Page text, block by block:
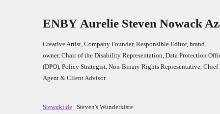
ENBY Aurelie Steven Nowack
Creative Artist, Company Founder, Responsible Editor, brand
owner, Chair of the Disability Representation, Data Protection
(DPO), Policy Strategist, Non-Binary Rights Representative, Chief
Agent & Client Advisor
Stewuki.de Steven's Wunderkiste